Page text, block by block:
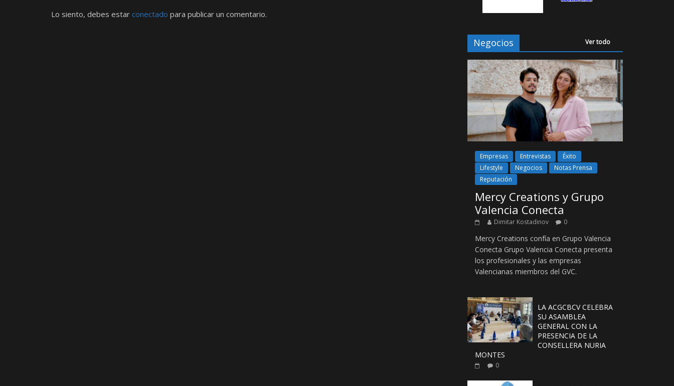
Lo siento, debes estar conectado para publicar un comentario.
Negocios Ver todo
Empresas Entrevistas
Éxito
Lifestyle
Negocios
Notas Prensa
Reputación
Mercy Creations y Grupo
Valencia Conecta
Dimitar Kostadinov 0
Mercy Creations confía en Grupo Valencia
Conecta Grupo Valencia Conecta presenta
los profesionales y las empresas
Valencianas miembros del GVC.
LA ACGCBCV CELEBRA
SU ASAMBLEA
GENERAL CON LA
PRESENCIA DE LA
CONSELLERA NURIA
MONTES
0